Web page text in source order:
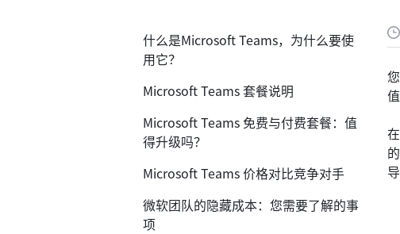
什么是Microsoft Teams，为什么要使
用它？
Microsoft Teams 套餐说明
Microsoft Teams 免费与付费套餐：值
得升级吗？
Microsoft Teams 价格对比竞争对手
微软团队的隐藏成本：您需要了解的事
项